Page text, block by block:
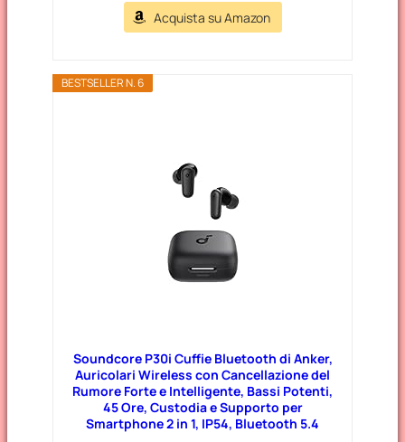
Acquista su Amazon
BESTSELLER N. 6
Soundcore P30i Cuffie Bluetooth di Anker,
Auricolari Wireless con Cancellazione del
Rumore Forte e Intelligente, Bassi Potenti,
45 Ore, Custodia e Supporto per
Smartphone 2 in 1, IP54, Bluetooth 5.4